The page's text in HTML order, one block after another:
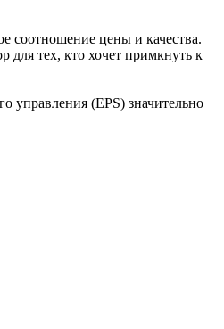
соотношение цены и качества.
тех, кто хочет примкнуть к
управления (EPS) значительно